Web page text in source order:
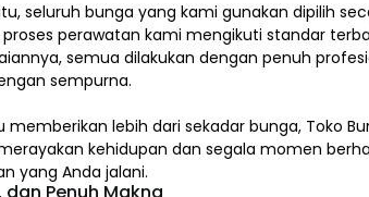
seluruh bunga yang kami gunakan dipilih
perawatan kami mengikuti standar
semua dilakukan dengan penuh
sempurna.
lebih dari sekadar bunga, Toko
kehidupan dan segala momen
yang Anda jalani.